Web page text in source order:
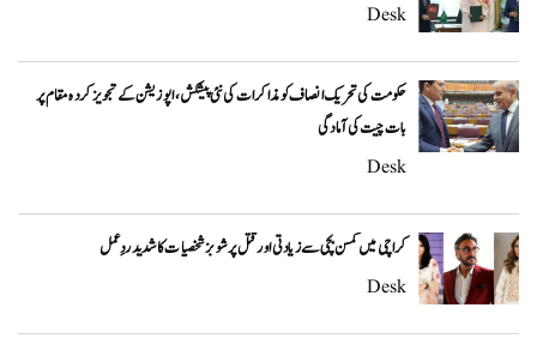
Desk
حکومت کی تحریک انصاف کو مذاکرات کی نئی پیشکش، اپوزیشن کے تجویز کردہ مقام پر
بات چیت کی آمادگی
Desk
کراچی میں کمسن بچی سے زیادتی اور قتل پر شوبز شخصیات کا شدید ردِعمل
Desk